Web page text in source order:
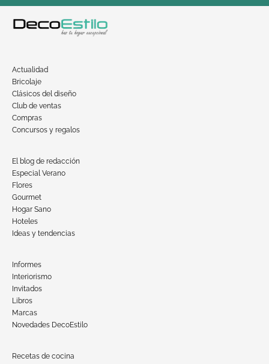
Actualidad
Bricolaje
Clásicos del diseño
Club de ventas
Compras
Concursos y regalos
El blog de redacción
Especial Verano
Flores
Gourmet
Hogar Sano
Hoteles
Ideas y tendencias
Informes
Interiorismo
Invitados
Libros
Marcas
Novedades DecoEstilo
Recetas de cocina